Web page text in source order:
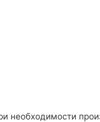
необходимости